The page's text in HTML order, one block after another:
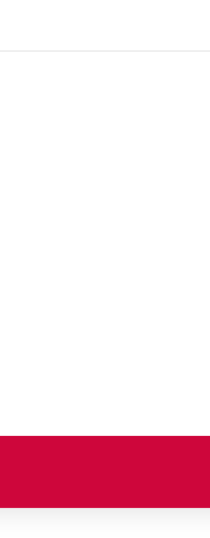
الذي يعود تاريخه إلى قرون